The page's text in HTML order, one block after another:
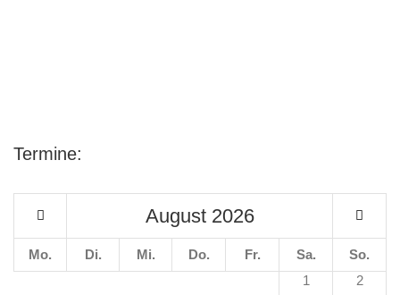
Termine:
August 2026
Mo. Di. Mi. Do. Fr. Sa.
So.
1
2